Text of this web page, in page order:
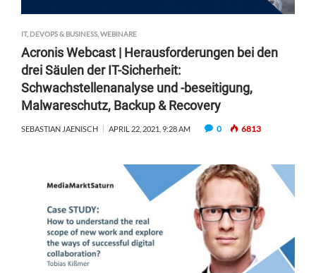
IT, DEVOPS & BUSINESS, WEBINARE
Acronis Webcast | Herausforderungen bei den
drei Säulen der IT-Sicherheit:
Schwachstellenanalyse und -beseitigung,
Malwareschutz, Backup & Recovery
SEBASTIAN JAENISCH APRIL 22, 2021, 9:28 AM 0 6813